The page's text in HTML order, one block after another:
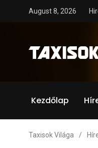
August 8, 2026
Kezdőlap
Taxisok Világa /